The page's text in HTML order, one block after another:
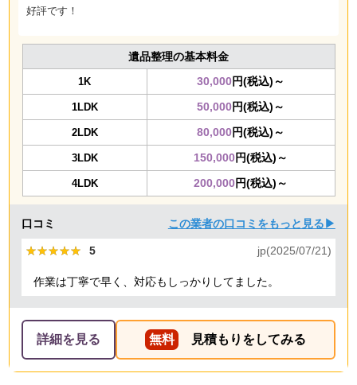
好評です！
遺品整理の基本料金
1K 30,000円(税込)～
1LDK 50,000円(税込)～
2LDK 80,000円(税込)～
3LDK 150,000円(税込)～
4LDK 200,000円(税込)～
口コミ この業者の口コミをもっと見る▶
★★★★★
★★★★★ 5 jp(2025/07/21)
作業は丁寧で早く、対応もしっかりしてました。
詳細を見る 無料 見積もりをしてみる